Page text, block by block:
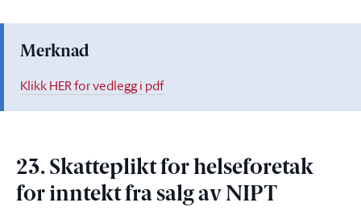
Merknad
Klikk HER for vedlegg i pdf
23. Skatteplikt for helseforetak
for inntekt fra salg av NIPT